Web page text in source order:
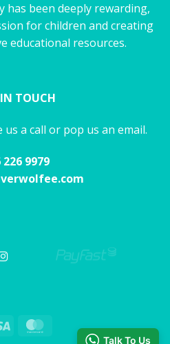
has been deeply rewarding,
for children and creating
educational resources.
TOUCH
a call or pop us an email.
226 9979
Visa
Talk To Us